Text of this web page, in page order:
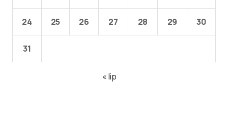
24 25 26 27 28 29 30
31
« lip